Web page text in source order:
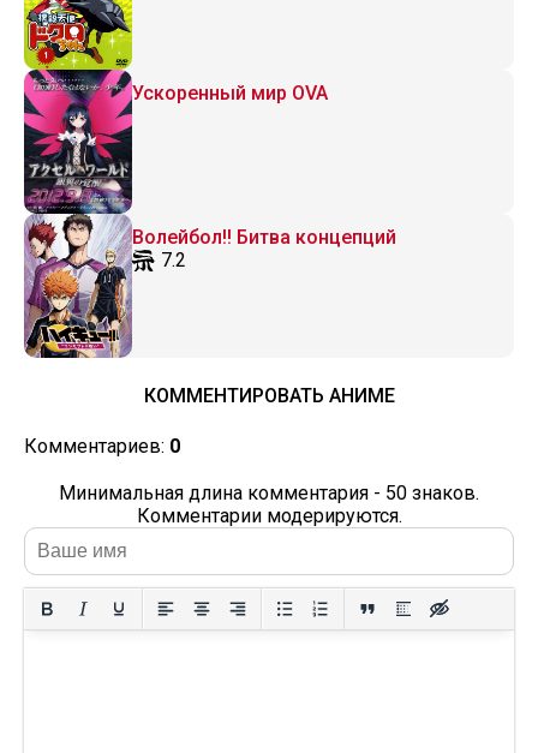
Ускоренный мир OVA
Волейбол!! Битва концепций
7.2
КОММЕНТИРОВАТЬ АНИМЕ
Комментариев: 0
Минимальная длина комментария - 50 знаков.
Комментарии модерируются.